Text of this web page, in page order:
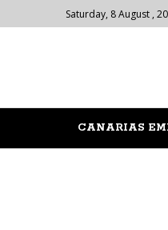
Saturday, 8 August ,
CANARIAS